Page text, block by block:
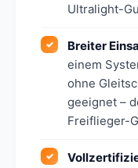
Ultralight-
Breiter
einem
ohne
geeignet –
Freiflieger-